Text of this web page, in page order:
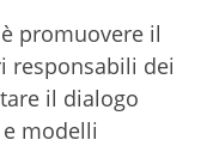
promuovere il
responsabili dei
il dialogo
modelli